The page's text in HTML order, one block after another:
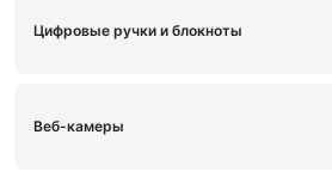
Цифровые ручки и блокноты
Веб-камеры